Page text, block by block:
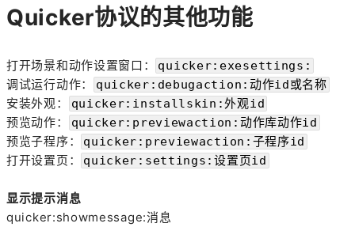
Quicker协议的其他功能
打开场景和动作设置窗口： quicker:exesettings:
调试运行动作： quicker:debugaction:动作id或名称
安装外观： quicker:installskin:外观id
预览动作： quicker:previewaction:动作库动作id
预览子程序： quicker:previewaction:子程序id
打开设置页： quicker:settings:设置页id
显示提示消息
quicker:showmessage:消息